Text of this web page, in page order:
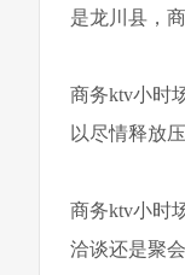
是龙川县，
商务ktv小时
以尽情释放
商务ktv小时
洽谈还是聚